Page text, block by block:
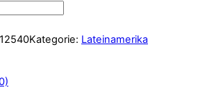
Kategorie: Lateinamerika